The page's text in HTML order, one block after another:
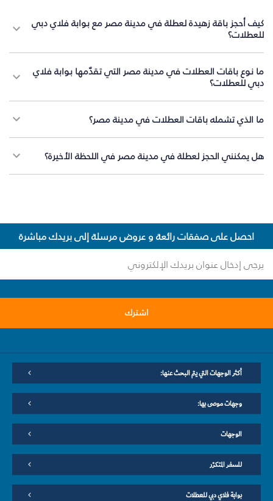
كيف أحجز باقة زهيدة لعطلة في مدينة مصر مع بوابة فلاي دبي
للعطلات؟
ما نوع باقات العطلات في مدينة مصر التي تقدّمها بوابة فلاي
دبي للعطلات؟
ما الذي تشمله باقات العطلات في مدينة مصر؟
هل يمكنني الحجز لعطلة في مدينة مصر في اللحظة الأخيرة؟
احصل على صفقات رائعة و عروض مرسلة إلى بريدك مباشرة
اشترك
أكثر الوجهات التي يتم البحث عنها:
وجهات موصى بها:
الوجهات
للسفر المتكرّر
بوابة فلاي دبي للعطلات